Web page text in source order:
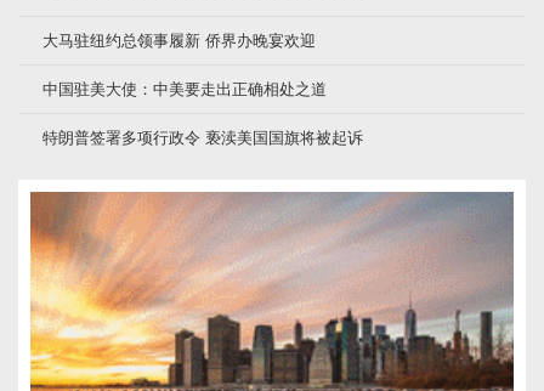
大马驻纽约总领事履新 侨界办晚宴欢迎
中国驻美大使：中美要走出正确相处之道
特朗普签署多项行政令 亵渎美国国旗将被起诉